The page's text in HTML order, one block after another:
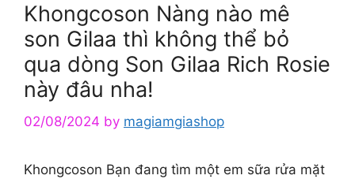
Khongcoson Nàng nào mê
son Gilaa thì không thể bỏ
qua dòng Son Gilaa Rich Rosie
này đâu nha!
02/08/2024 by magiamgiashop
Khongcoson Bạn đang tìm một em sữa rửa mặt